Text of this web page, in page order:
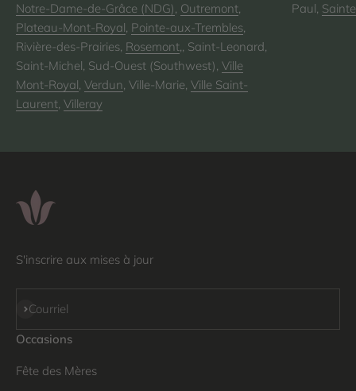
Notre-Dame-de-Grâce (NDG), Outremont,
Plateau-Mont-Royal, Pointe-aux-Trembles,
Rivière-des-Prairies, Rosemont,, Saint-Leonard,
Saint-Michel, Sud-Ouest (Southwest), Ville
Mont-Royal, Verdun, Ville-Marie, Ville Saint-
Laurent, Villeray
Paul,
S'inscrire aux mises à jour
Courriel
S'inscrire
Occasions
Fête des Mères